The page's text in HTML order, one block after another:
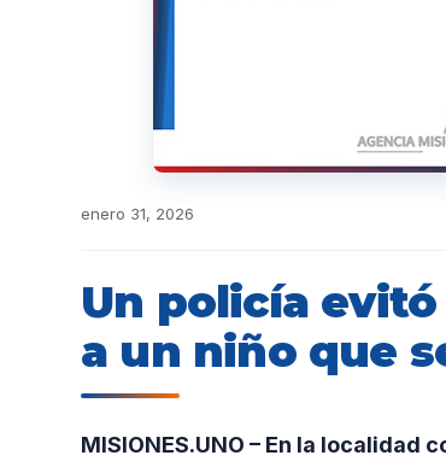
enero 31, 2026
Un policía
a un niño que
MISIONES.UNO – En la